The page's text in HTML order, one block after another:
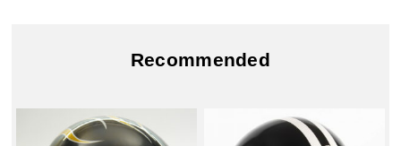
Recommended